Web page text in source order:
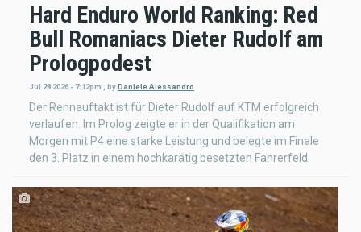
Hard Enduro World Ranking: Red
Bull Romaniacs Dieter Rudolf am
Prologpodest
Jul 28 2026 - 7:12pm byDaniele Alessandro
Der Rennauftakt ist für Dieter Rudolf auf KTM erfolgreich
verlaufen. Im Prolog zeigte er in der Qualifikation am
Morgen mit P4 eine starke Leistung und belegte im Finale
den 3. Platz in einem hochkarätig besetzten Fahrerfeld.